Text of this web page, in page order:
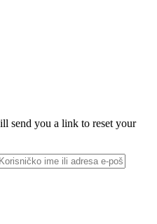
send you a link to reset your